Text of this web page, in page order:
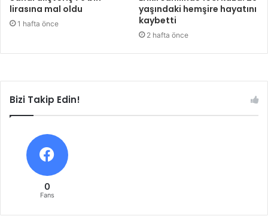
lirasına mal oldu
1 hafta önce
yaşındaki hemşire hayatını
kaybetti
2 hafta önce
Bizi Takip Edin!
0
Fans